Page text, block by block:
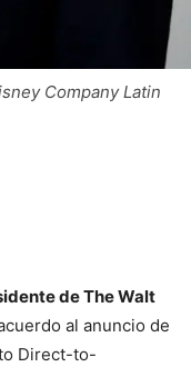
Company Latin
de The Walt
al anuncio de
Direct-to-